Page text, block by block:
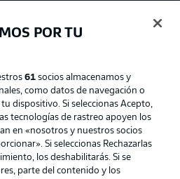
Aviso legal
Declaracion de privacidad
POR TU
61 socios almacenamos y
como datos de navegación o
dispositivo. Si seleccionas Acepto,
tecnologías de rastreo apoyen los
en «nosotros y nuestros socios
Si seleccionas Rechazarlas
los deshabilitarás. Si se
parte del contenido y los